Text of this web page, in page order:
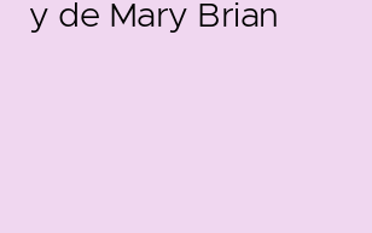
y de Mary Brian